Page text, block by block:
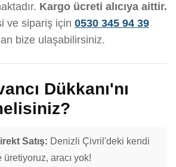
Kargo ücreti alıcıya aittir.
ve sipariş için 0530 345 94 39
bize ulaşabilirsiniz.
Dükkanı'nı
Satış: Denizli Çivril'deki kendi
aracı yok!